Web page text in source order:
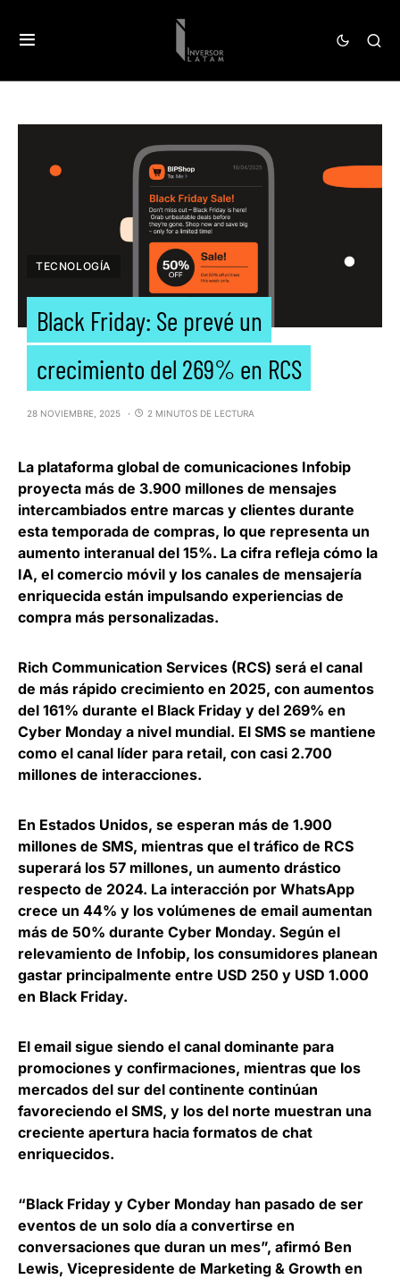
TECNOLOGÍA
Black Friday: Se prevé un
crecimiento del 269% en RCS
28 NOVIEMBRE, 2025 2 MINUTOS DE LECTURA
La plataforma global de comunicaciones Infobip
proyecta más de 3.900 millones de mensajes
intercambiados entre marcas y clientes durante
esta temporada de compras, lo que representa un
aumento interanual del 15%. La cifra refleja cómo la
IA, el comercio móvil y los canales de mensajería
enriquecida están impulsando experiencias de
compra más personalizadas.
Rich Communication Services (RCS) será el canal
de más rápido crecimiento en 2025, con aumentos
del 161% durante el Black Friday y del 269% en
Cyber Monday a nivel mundial. El SMS se mantiene
como el canal líder para retail, con casi 2.700
millones de interacciones.
En Estados Unidos, se esperan más de 1.900
millones de SMS, mientras que el tráfico de RCS
superará los 57 millones, un aumento drástico
respecto de 2024. La interacción por WhatsApp
crece un 44% y los volúmenes de email aumentan
más de 50% durante Cyber Monday. Según el
relevamiento de Infobip, los consumidores planean
gastar principalmente entre USD 250 y USD 1.000
en Black Friday.
El email sigue siendo el canal dominante para
promociones y confirmaciones, mientras que los
mercados del sur del continente continúan
favoreciendo el SMS, y los del norte muestran una
creciente apertura hacia formatos de chat
enriquecidos.
“Black Friday y Cyber Monday han pasado de ser
eventos de un solo día a convertirse en
conversaciones que duran un mes”, afirmó Ben
Lewis, Vicepresidente de Marketing & Growth en